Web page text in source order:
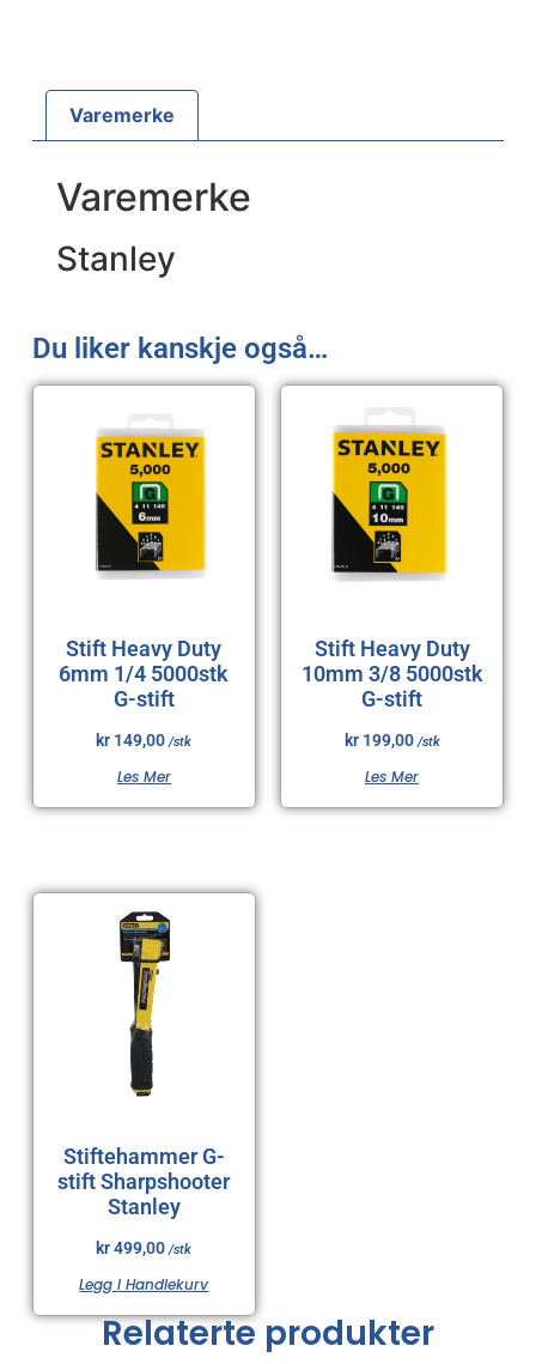
Varemerke
Varemerke
Stanley
Du liker kanskje også…
Stift Heavy Duty
6mm 1/4 5000stk
G-stift
kr 149,00 /stk
Les Mer
Stift Heavy Duty
10mm 3/8 5000stk
G-stift
kr199,00 /stk
Les Mer
Stiftehammer G-
stift Sharpshooter
Stanley
kr499,00 /stk
Legg I Handlekurv
Relaterte produkter